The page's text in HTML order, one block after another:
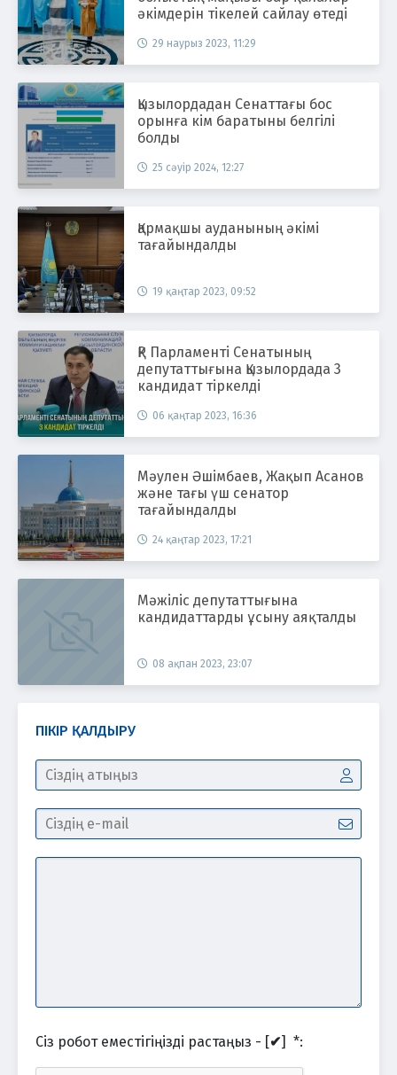
әкімдерін тікелей сайлау өтеді
29 наурыз 2023, 11:29
Қызылордадан Сенаттағы бос
орынға кім баратыны белгілі
болды
25 сәуір 2024, 12:27
Қармақшы ауданының әкімі
тағайындалды
19 қаңтар 2023, 09:52
ҚР Парламенті Сенатының
депутаттығына Қызылордада 3
кандидат тіркелді
06 қаңтар 2023, 16:36
Мәулен Әшімбаев, Жақып Асанов
және тағы үш сенатор
тағайындалды
24 қаңтар 2023, 17:21
Мәжіліс депутаттығына
кандидаттарды ұсыну аяқталды
08 ақпан 2023, 23:07
ПІКІР ҚАЛДЫРУ
Сіз робот еместігіңізді растаңыз - [✔] *: